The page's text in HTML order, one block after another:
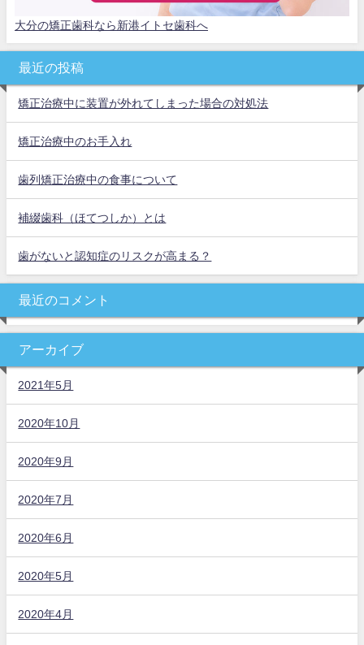
大分の矯正歯科なら新港イトセ歯科へ
最近の投稿
矯正治療中に装置が外れてしまった場合の対処法
矯正治療中のお手入れ
歯列矯正治療中の食事について
補綴歯科（ほてつしか）とは
歯がないと認知症のリスクが高まる？
最近のコメント
アーカイブ
2021年5月
2020年10月
2020年9月
2020年7月
2020年6月
2020年5月
2020年4月